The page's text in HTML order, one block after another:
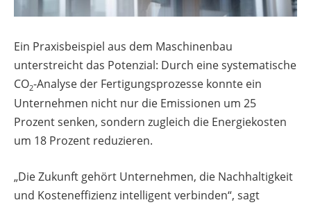
Ein Praxisbeispiel aus dem Maschinenbau
unterstreicht das Potenzial: Durch eine systematische
CO2-Analyse der Fertigungsprozesse konnte ein
Unternehmen nicht nur die Emissionen um 25
Prozent senken, sondern zugleich die Energiekosten
um 18 Prozent reduzieren.
„Die Zukunft gehört Unternehmen, die Nachhaltigkeit
und Kosteneffizienz intelligent verbinden“, sagt